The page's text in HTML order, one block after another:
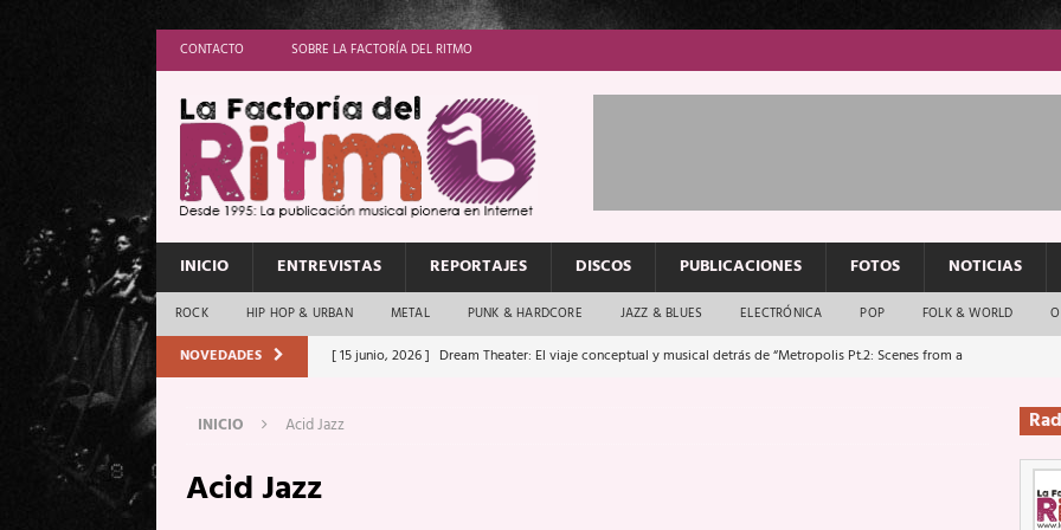
CONTACTO SOBRE LA FACTORÍA DEL RITMO
INICIO ENTREVISTAS REPORTAJES DISCOS PUBLICACIONES FOTOS NOTICIAS
ROCK HIP HOP & URBAN METAL PUNK & HARDCORE JAZZ & BLUES ELECTRÓNICA POP FOLK & WORLD
NOVEDADES [ 15 junio, 2026 ] Dream Theater: El viaje conceptual y musical detrás de “Metropolis Pt.2: Scenes from a
[ 11 junio, 2026 ]
INICIO Acid Jazz
Acid Jazz